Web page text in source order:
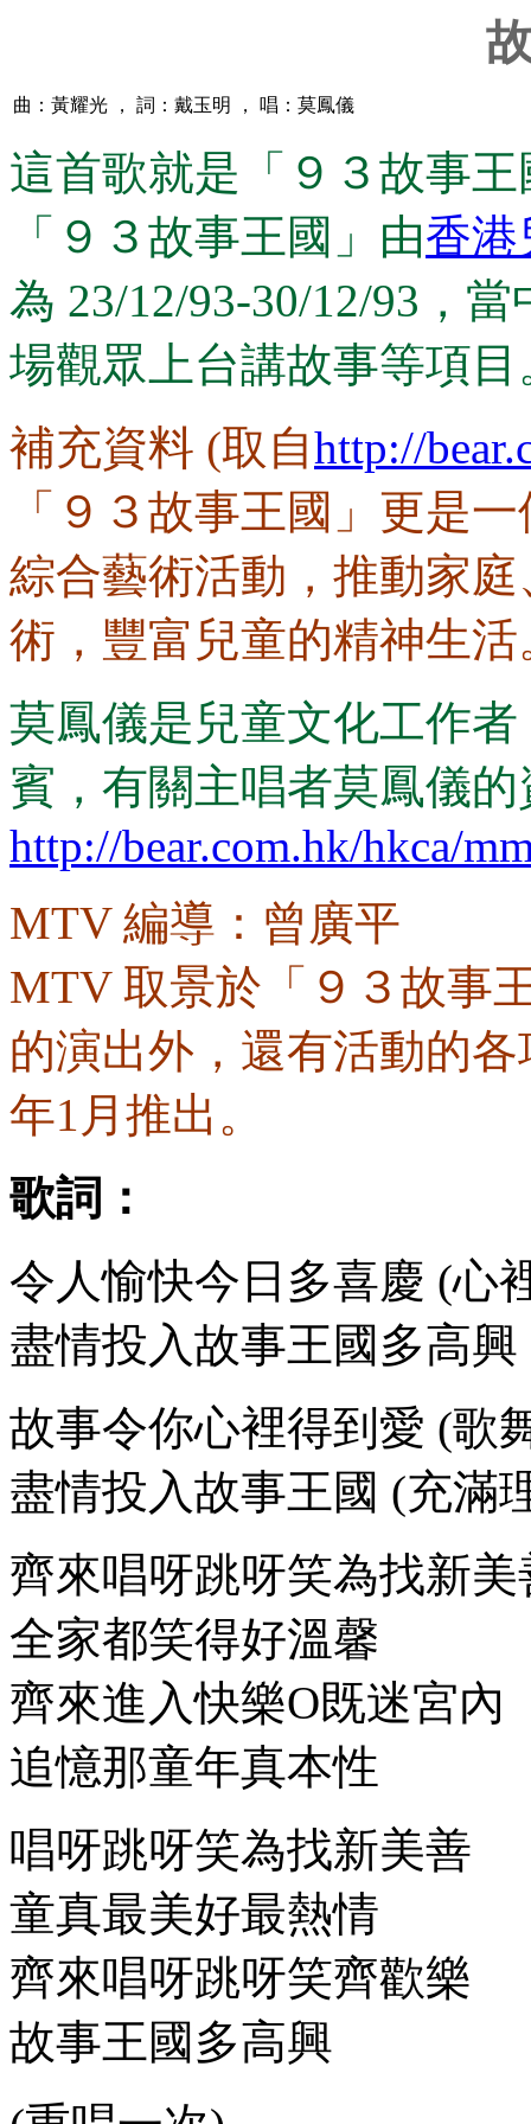
曲：黃耀光 ， 詞：戴玉明 ， 唱：莫鳳儀
這首歌就是「９３故事
「９３故事王國」由香港
為 23/12/93-30/12/93，
場觀眾上台講故事等項目
補充資料 (取自http://
「９３故事王國」更是
綜合藝術活動，推動家
術，豐富兒童的精神生活
莫鳳儀是兒童文化工作
賓，有關主唱者莫鳳儀
http://bear.com.hk/hkca/
MTV 編導：曾廣平
MTV 取景於「９３故事
的演出外，還有活動的
年1月推出。
歌詞：
令人愉快今日多喜慶 (心
盡情投入故事王國多高
故事令你心裡得到愛 (歌
盡情投入故事王國 (充滿
齊來唱呀跳呀笑為找新美
全家都笑得好溫馨
齊來進入快樂O既迷宮內
追憶那童年真本性
唱呀跳呀笑為找新美善
童真最美好最熱情
齊來唱呀跳呀笑齊歡樂
故事王國多高興